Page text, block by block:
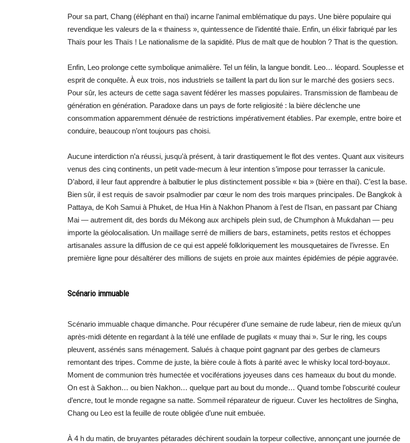
Pour sa part, Chang (éléphant en thaï) incarne l’animal emblématique du pays. Une bière populaire qui
revendique les valeurs de la « thainess », quintessence de l’identité thaïe. Enfin, un élixir fabriqué par les
Thaïs pour les Thaïs ! Le nationalisme de la sapidité. Plus de malt que de houblon ? That is the question.
Enfin, Leo prolonge cette symbolique animalière. Tel un félin, la langue bondit. Leo… léopard. Souplesse et
esprit de conquête. À eux trois, nos industriels se taillent la part du lion sur le marché des gosiers secs.
Pour sûr, les acteurs de cette saga savent fédérer les masses populaires. Transmission de flambeau de
génération en génération. Paradoxe dans un pays de forte religiosité : la bière déclenche une
consommation apparemment dénuée de restrictions impérativement établies. Par exemple, entre boire et
conduire, beaucoup n’ont toujours pas choisi.
Aucune interdiction n’a réussi, jusqu’à présent, à tarir drastiquement le flot des ventes. Quant aux visiteurs
venus des cinq continents, un petit vade-mecum à leur intention s’impose pour terrasser la canicule.
D’abord, il leur faut apprendre à balbutier le plus distinctement possible « bia » (bière en thaï). C’est la base.
Bien sûr, il est requis de savoir psalmodier par cœur le nom des trois marques principales. De Bangkok à
Pattaya, de Koh Samui à Phuket, de Hua Hin à Nakhon Phanom à l’est de l’Isan, en passant par Chiang
Mai — autrement dit, des bords du Mékong aux archipels plein sud, de Chumphon à Mukdahan — peu
importe la géolocalisation. Un maillage serré de milliers de bars, estaminets, petits restos et échoppes
artisanales assure la diffusion de ce qui est appelé folkloriquement les mousquetaires de l’ivresse. En
première ligne pour désaltérer des millions de sujets en proie aux maintes épidémies de pépie aggravée.
Scénario immuable
Scénario immuable chaque dimanche. Pour récupérer d’une semaine de rude labeur, rien de mieux qu’un
après-midi détente en regardant à la télé une enfilade de pugilats « muay thai ». Sur le ring, les coups
pleuvent, assénés sans ménagement. Salués à chaque point gagnant par des gerbes de clameurs
remontant des tripes. Comme de juste, la bière coule à flots à parité avec le whisky local tord-boyaux.
Moment de communion très humectée et vociférations joyeuses dans ces hameaux du bout du monde.
On est à Sakhon… ou bien Nakhon… quelque part au bout du monde… Quand tombe l’obscurité couleur
d’encre, tout le monde regagne sa natte. Sommeil réparateur de rigueur. Cuver les hectolitres de Singha,
Chang ou Leo est la feuille de route obligée d’une nuit embuée.
À 4 h du matin, de bruyantes pétarades déchirent soudain la torpeur collective, annonçant une journée de